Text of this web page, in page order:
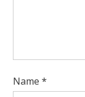
Name*